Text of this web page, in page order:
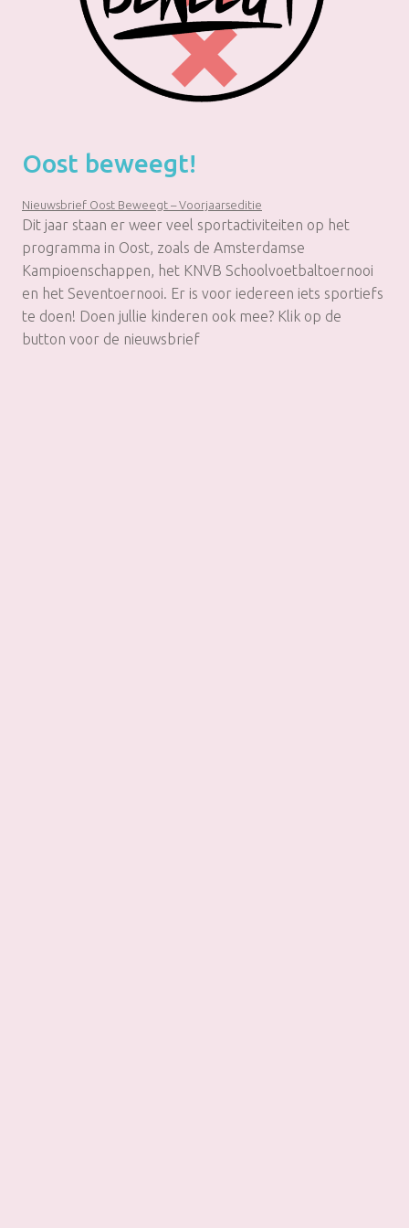
Oost beweegt!
Nieuwsbrief Oost Beweegt – Voorjaarseditie
Dit jaar staan er weer veel sportactiviteiten op het
programma in Oost, zoals de Amsterdamse
Kampioenschappen, het KNVB Schoolvoetbaltoernooi
en het Seventoernooi. Er is voor iedereen iets sportiefs
te doen! Doen jullie kinderen ook mee? Klik op de
button voor de nieuwsbrief